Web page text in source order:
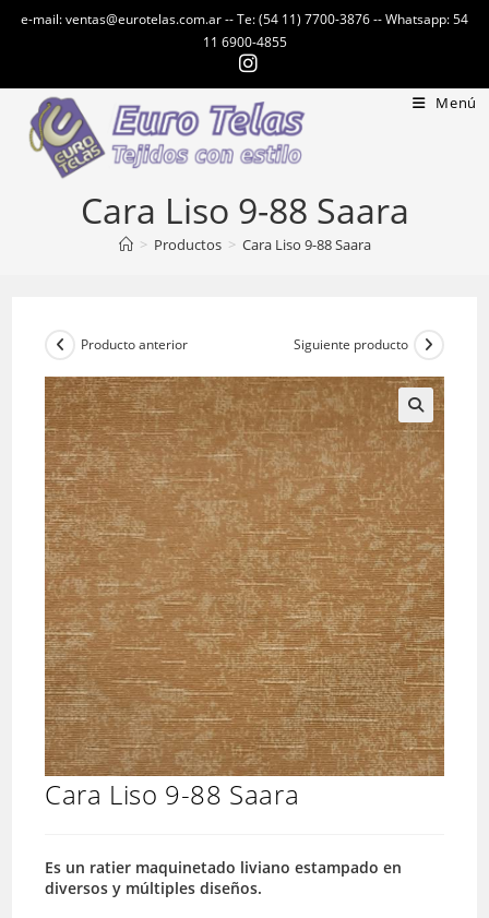
e-mail: ventas@eurotelas.com.ar -- Te: (54 11) 7700-3876 -- Whatsapp: 54
11 6900-4855
Menú
Cara Liso 9-88 Saara
> Productos > Cara Liso 9-88 Saara
Producto anterior Siguiente producto
Cara Liso 9-88 Saara
Es un ratier maquinetado liviano estampado en
diversos y múltiples diseños.